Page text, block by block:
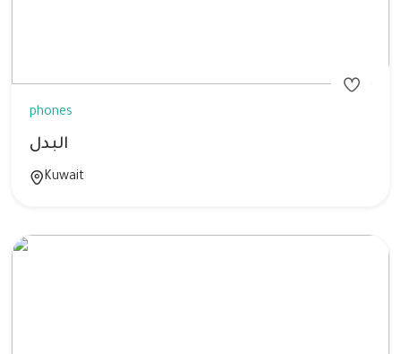
phones
البدل
Kuwait